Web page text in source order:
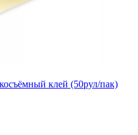
клей (50рул/пак)